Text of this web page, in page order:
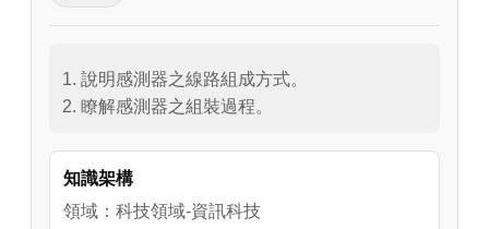
1. 說明感測器之線路組成方式。
2. 瞭解感測器之組裝過程。
知識架構
領域：科技領域-資訊科技